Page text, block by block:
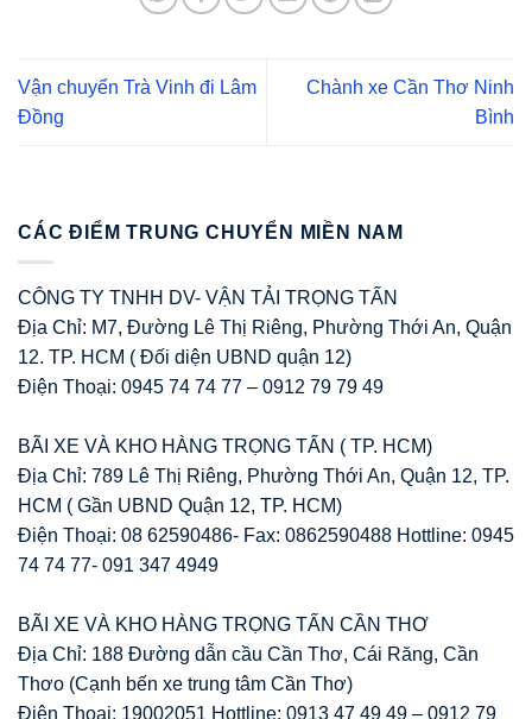
Vận chuyển Trà Vinh đi Lâm
Đồng
Chành xe Cần Thơ Ninh
Bình
CÁC ĐIỂM TRUNG CHUYỂN MIỀN NAM
CÔNG TY TNHH DV- VẬN TẢI TRỌNG TẤN
Địa Chỉ: M7, Đường Lê Thị Riêng, Phường Thới An, Quận
12. TP. HCM ( Đối diện UBND quận 12)
Điện Thoại: 0945 74 74 77 – 0912 79 79 49
BÃI XE VÀ KHO HÀNG TRỌNG TẤN ( TP. HCM)
Địa Chỉ: 789 Lê Thị Riêng, Phường Thới An, Quận 12, TP.
HCM ( Gần UBND Quận 12, TP. HCM)
Điện Thoại: 08 62590486- Fax: 0862590488 Hottline: 0945
74 74 77- 091 347 4949
BÃI XE VÀ KHO HÀNG TRỌNG TẤN CẦN THƠ
Địa Chỉ: 188 Đường dẫn cầu Cần Thơ, Cái Răng, Cần
Thơo (Cạnh bến xe trung tâm Cần Thơ)
Điện Thoại: 19002051 Hottline: 0913 47 49 49 – 0912 79